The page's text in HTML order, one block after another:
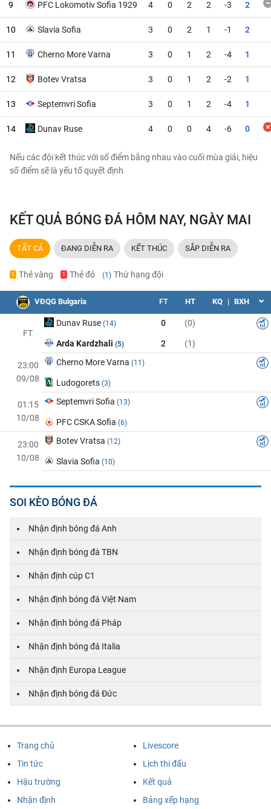
9 PFC Lokomotiv Sofia 1929 4 0 2 2 -3 2
10 Slavia Sofia 3 0 2 1 -1 2
11 Cherno More Varna 3 0 1 2 -4 1
12 Botev Vratsa 3 0 1 2 -2 1
13 Septemvri Sofia 3 0 1 2 -4 1
14 Dunav Ruse 4 0 0 4 -6 0
Nếu các đội kết thúc với số điểm bằng nhau vào cuối mùa giải, hiệu
số điểm sẽ là yếu tố quyết định
KẾT QUẢ BÓNG ĐÁ HÔM NAY, NGÀY MAI
TẤT CẢ ĐANG DIỄN RA KẾT THÚC SẮP DIỄN RA
1 Thẻ vàng 1 Thẻ đỏ (1) Thứ hạng đội
VĐQG Bulgaria FT HT KQ | BXH
FT
Dunav Ruse (14) 0 (0)
Arda Kardzhali (5) 2 (1)
23:00
09/08
Cherno More Varna (11)
Ludogorets (3)
01:15
10/08
Septemvri Sofia (13)
PFC CSKA Sofia (6)
23:00
10/08
Botev Vratsa (12)
Slavia Sofia (10)
SOI KÈO BÓNG ĐÁ
Nhận định bóng đá Anh
Nhận định bóng đá TBN
Nhận định cúp C1
Nhận định bóng đá Việt Nam
Nhận định bóng đá Pháp
Nhận định bóng đá Italia
Nhận định Europa League
Nhận định bóng đá Đức
Trang chủ
Tin tức
Hậu trường
Nhận định
Livescore
Lịch thi đấu
Kết quả
Bảng xếp hạng